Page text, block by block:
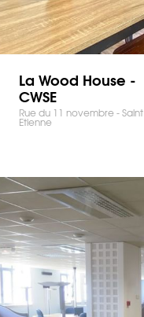
La Wood House -
CWSE
Rue du 11 novembre - Saint
Etienne